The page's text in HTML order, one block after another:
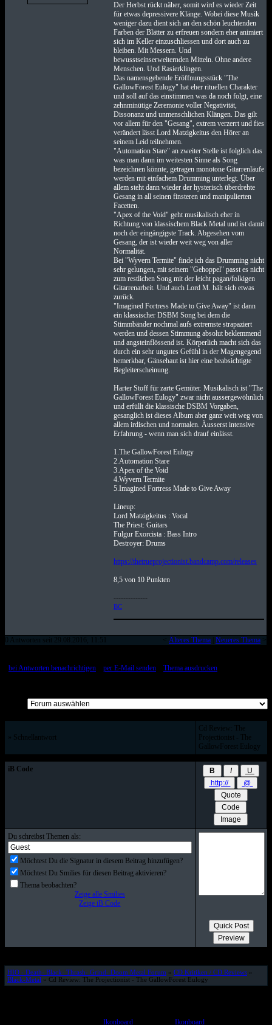
Der Herbst rückt näher, somit wird es wieder Zeit
für etwas depressivere Klänge. Wobei diese Musik
weniger dazu dient sich an den schön leuchtenden
Farben der Blätter zu erfreuen sondern eher animiert
sich im Keller einzuschliessen und dort auch zu
bleiben. Mit Messern. Und
bewusstseinserweiternden Mitteln. Ohne andere
Menschen. Und Rasierklingen.
Das namensgebende Eröffnungsstück "The
GallowForest Eulogy" hat eher rituellen Charakter
und soll auf das einstimmen was da noch folgt, eine
zehnminütige Zeremonie voller Negativität,
Dissonanz und unmenschlichen Klängen. Das gilt
vor allem für den "Gesang", extrem verzerrt und fies
verändert lässt Lord Matzigkeitus den Hörer an
seinem Leid teilnehmen.
"Automation Stare" an zweiter Stelle ist folglich das
was man dann im weitesten Sinne als Song
bezeichnen könnte, getragen monotone Gitarrenläufe
werden mit einfachem Drumming unterlegt. Über
allem steht dann wieder der hysterisch überdrehte
Gesang in all seinen finsteren und manipulierten
Facetten.
"Apex of the Void" geht musikalisch eher in
Richtung von klassischem Black Metal und ist damit
noch der eingängigste Track. Abgesehen vom
Gesang, der ist wieder weit weg von aller
Normalität.
Bei "Wyvern Termite" finde ich das Drumming nicht
sehr gelungen, mit seinem "Gehoppel" passt es nicht
zum restlichen Song mit der leicht pagan/folkigen
Gitarrenarbeit. Und auch Lord M. hält sich etwas
zurück.
"Imagined Fortress Made to Give Away" ist dann
ein klassischer DSBM Song bei dem die
Stimmbänder nochmal aufs extremste strapaziert
werden und dessen Stimmung absolut beklemmend
und angsteinflössend ist. Körperlich macht sich das
durch ein sehr ungutes Gefühl in der Magengegend
bemerkbar, Gänsehaut ist hier eine beabsichtigte
Begleiterscheinung.
Harter Stoff für zarte Gemüter. Musikalisch ist "The
GallowForest Eulogy" zwar nicht aussergewöhnlich
und erfüllt die klassische DSBM Vorgaben,
gesanglich ist dieses Album aber ganz weit weg von
allem irdischen und normalen. Äusserst intensive
Erfahrung - wenn man sich drauf einlässt.
1.The GallowForest Eulogy
2.Automation Stare
3.Apex of the Void
4.Wyvern Termite
5.Imagined Fortress Made to Give Away
Lineup:
Lord Matzigkeitus : Vocal
The Priest: Guitars
Fulgur Exorcista : Bass Intro
Destroyer: Drums
https://thetrueprojectionist.bandcamp.com/releases
8,5 von 10 Punkten
--------------
BC
0 Antworten seit 29.08.2016, 11:51 Älteres Thema| Neueres Thema>
bei Antworten benachrichtigen:: per E-Mail senden:: Thema ausdrucken]
» Schnellantwort
Cd Review: The
Projectionist - The
GallowForest Eulogy
iB Code
Du schreibst Themen als:
Möchtest Du die Signatur in diesem Beitrag hinzufügen?
Möchtest Du Smilies für diesen Beitrag aktivieren?
Thema beobachten?
Zeige alle Smilies
Zeige iB Code
HIO - Death- Black- Thrash- Grind- Doom Metal Forum » CD Kritiken / CD Reviews»
Black-Metal » Cd Review: The Projectionist - The GallowForest Eulogy
Powered byIkonboard 3.1.5 © 2006Ikonboard